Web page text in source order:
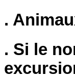
.
. Si le